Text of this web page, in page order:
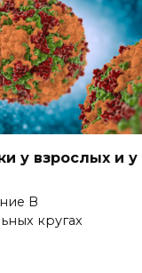
у взрослых и у
В
кругах